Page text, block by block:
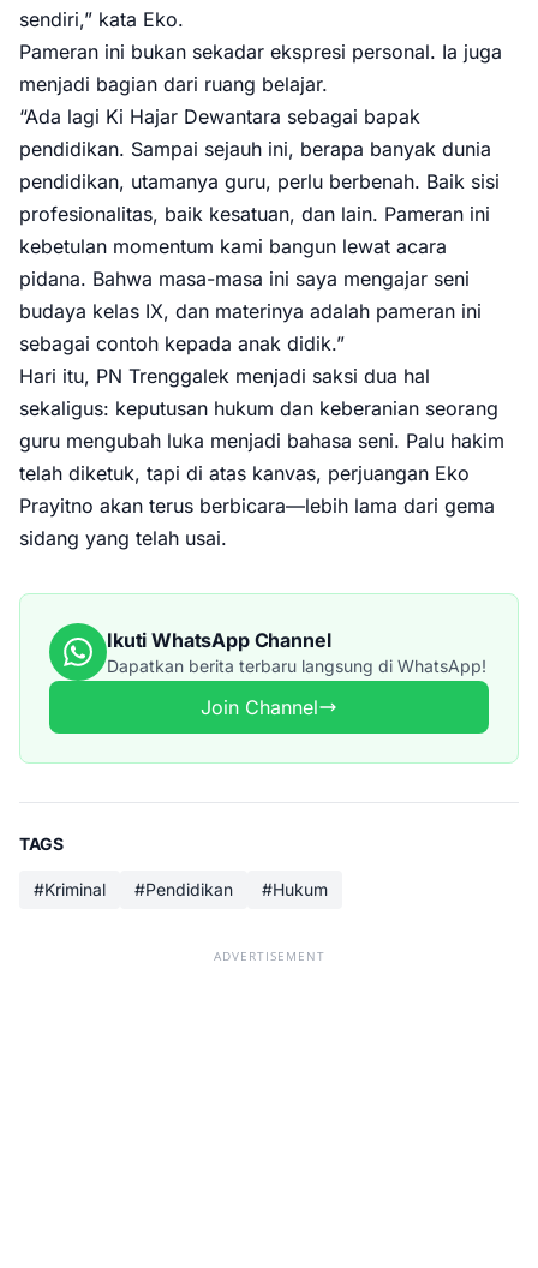
sendiri,” kata Eko.
Pameran ini bukan sekadar ekspresi personal. Ia juga
menjadi bagian dari ruang belajar.
“Ada lagi Ki Hajar Dewantara sebagai bapak
pendidikan. Sampai sejauh ini, berapa banyak dunia
pendidikan, utamanya guru, perlu berbenah. Baik sisi
profesionalitas, baik kesatuan, dan lain. Pameran ini
kebetulan momentum kami bangun lewat acara
pidana. Bahwa masa-masa ini saya mengajar seni
budaya kelas IX, dan materinya adalah pameran ini
sebagai contoh kepada anak didik.”
Hari itu, PN Trenggalek menjadi saksi dua hal
sekaligus: keputusan hukum dan keberanian seorang
guru mengubah luka menjadi bahasa seni. Palu hakim
telah diketuk, tapi di atas kanvas, perjuangan Eko
Prayitno akan terus berbicara—lebih lama dari gema
sidang yang telah usai.
Ikuti WhatsApp Channel
Dapatkan berita terbaru langsung di WhatsApp!
Join Channel
TAGS
#Kriminal #Pendidikan #Hukum
ADVERTISEMENT